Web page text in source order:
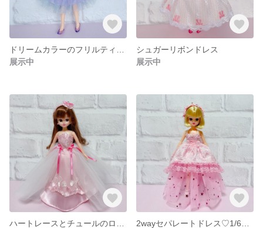
展示中
シュガーリボンドレス
展示中